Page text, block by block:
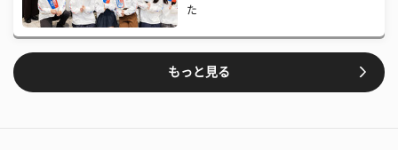
た
もっと見る